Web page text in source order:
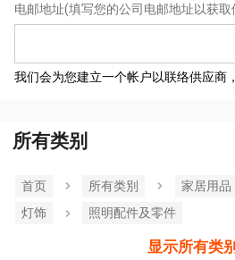
电邮地址(填写您的公司电邮地址以获
我们会为您建立一个帐户以联络供应商
所有类别
首页 所有类別
家居用品
灯饰
照明配件及零件
显示所有类别